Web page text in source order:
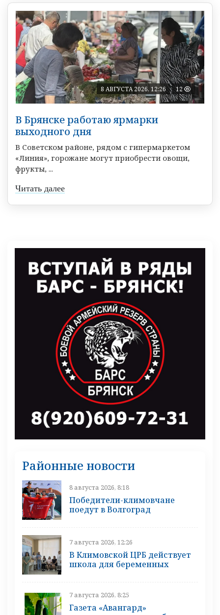
8 АВГУСТА 2026, 12:26 12
В Брянске работаю ярмарки
выходного дня
В Советском районе, рядом с гипермаркетом
«Линия», горожане могут приобрести овощи,
фрукты, ...
Читать далее
Районные новости
8 августа 2026, 8:18
Победители-климовчане
поедут в Волгоград
7 августа 2026, 12:26
В Климовской ЦРБ действует
школа для беременных
7 августа 2026, 8:25
Газета «Авангард»